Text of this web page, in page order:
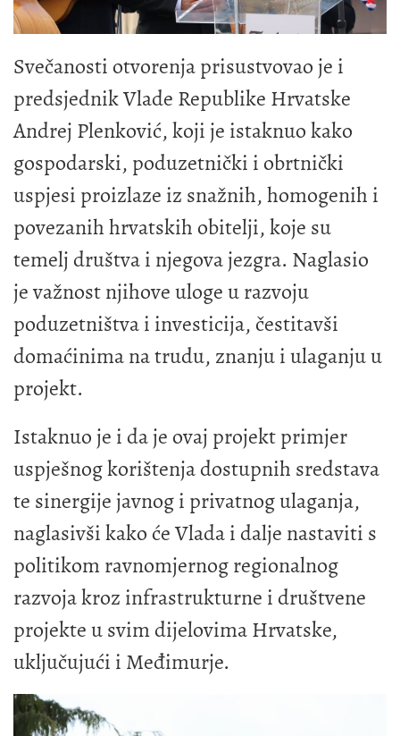
Svečanosti otvorenja prisustvovao je i
predsjednik Vlade Republike Hrvatske
Andrej Plenković, koji je istaknuo kako
gospodarski, poduzetnički i obrtnički
uspjesi proizlaze iz snažnih, homogenih i
povezanih hrvatskih obitelji, koje su
temelj društva i njegova jezgra. Naglasio
je važnost njihove uloge u razvoju
poduzetništva i investicija, čestitavši
domaćinima na trudu, znanju i ulaganju u
projekt.
Istaknuo je i da je ovaj projekt primjer
uspješnog korištenja dostupnih sredstava
te sinergije javnog i privatnog ulaganja,
naglasivši kako će Vlada i dalje nastaviti s
politikom ravnomjernog regionalnog
razvoja kroz infrastrukturne i društvene
projekte u svim dijelovima Hrvatske,
uključujući i Međimurje.